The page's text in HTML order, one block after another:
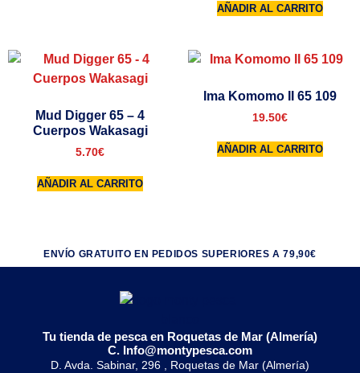
AÑADIR AL CARRITO
Mud Digger 65 – 4
Cuerpos Wakasagi
5.70€
AÑADIR AL CARRITO
Ima Komomo II 65 109
19.50€
AÑADIR AL CARRITO
ENVÍO GRATUITO EN PEDIDOS SUPERIORES A 79,90€
Tu tienda de pesca en Roquetas de Mar (Almería)
C. Info@montypesca.com
D. Avda. Sabinar, 296 , Roquetas de Mar (Almería)